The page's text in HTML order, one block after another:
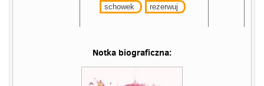
schowek
rezerwuj
Notka biograficzna: